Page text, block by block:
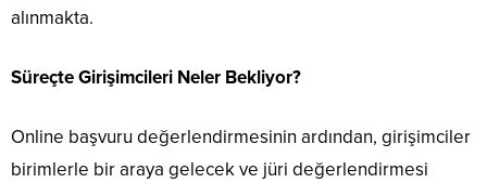
alınmakta.
Süreçte Girişimcileri Neler Bekliyor?
Online başvuru değerlendirmesinin ardından, girişimciler
birimlerle bir araya gelecek ve jüri değerlendirmesi